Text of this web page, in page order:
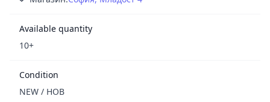
Available quantity
10+
Condition
NEW / НОВ